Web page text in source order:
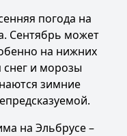
погода на
Сентябрь может
на нижних
снег и морозы
зимние
на Эльбрусе –